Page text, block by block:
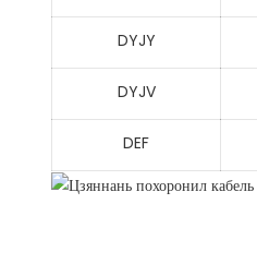
DYJY
DYJV
DEF